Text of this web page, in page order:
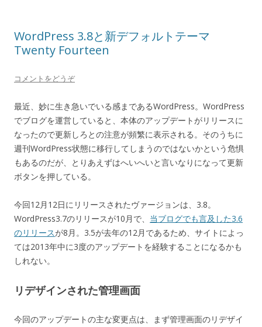
WordPress 3.8と新デフォルトテーマ
Twenty Fourteen
コメントをどうぞ
最近、妙に生き急いでいる感まであるWordPress。WordPress
でブログを運営していると、本体のアップデートがリリースに
なったので更新しろとの注意が頻繁に表示される。そのうちに
週刊WordPress状態に移行してしまうのではないかという危惧
もあるのだが、とりあえずはへいへいと言いなりになって更新
ボタンを押している。
今回12月12日にリリースされたヴァージョンは、3.8。
WordPress3.7のリリースが10月で、 当ブログでも言及した3.6
のリリースが8月。3.5が去年の12月であるため、サイトによっ
ては2013年中に3度のアップデートを経験することになるかも
しれない。
リデザインされた管理画面
今回のアップデートの主な変更点は、まず管理画面のリデザイ